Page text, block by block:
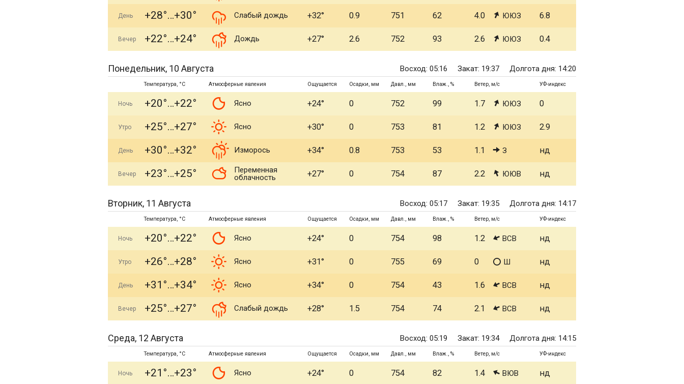
День +28° +30° Слабый дождь +32° 0.9 751 62 4.0 ЮЮЗ 6.8
Вечер +22° +24° Дождь +27° 2.6 752 93 2.6 ЮЮЗ 0.4
Понедельник, 10 Августа Восход: 05:16 Закат: 19:37 Долгота дня: 14:20
Температура, °C Атмосферные явления Ощущается Осадки, мм Давл., мм Влаж., % Ветер, м/с УФ-индекс
Ночь +20° +22° Ясно +24° 0 752 99 1.7 ЮЮЗ 0
Утро +25° +27° Ясно +30° 0 753 81 1.2 ЮЮЗ 2.9
День +30° +32° Изморось +34° 0.8 753 53 1.1 З нд
Вечер +23° +25°
Переменная
облачность
+27° 0 754 87 2.2 ЮЮВ нд
Вторник, 11 Августа Восход: 05:17 Закат: 19:35 Долгота дня: 14:17
Температура, °C Атмосферные явления Ощущается Осадки, мм Давл., мм Влаж., % Ветер, м/с УФ-индекс
Ночь +20° +22° Ясно +24° 0 754 98 1.2 ВСВ нд
Утро +26° +28° Ясно +31° 0 755 69 0 Ш нд
День +31° +34° Ясно +34° 0 754 43 1.6 ВСВ нд
Вечер +25° +27° Слабый дождь +28° 1.5 754 74 2.1 ВСВ нд
Среда, 12 Августа Восход: 05:19 Закат: 19:34 Долгота дня: 14:15
Температура, °C Атмосферные явления Ощущается Осадки, мм Давл., мм Влаж., % Ветер, м/с УФ-индекс
Ночь +21° +23° Ясно +24° 0 754 82 1.4 ВЮВ нд